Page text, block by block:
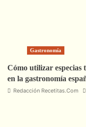
Gastronomía
Cómo utilizar especias
en la gastronomía
Redacción Recetitas.Com